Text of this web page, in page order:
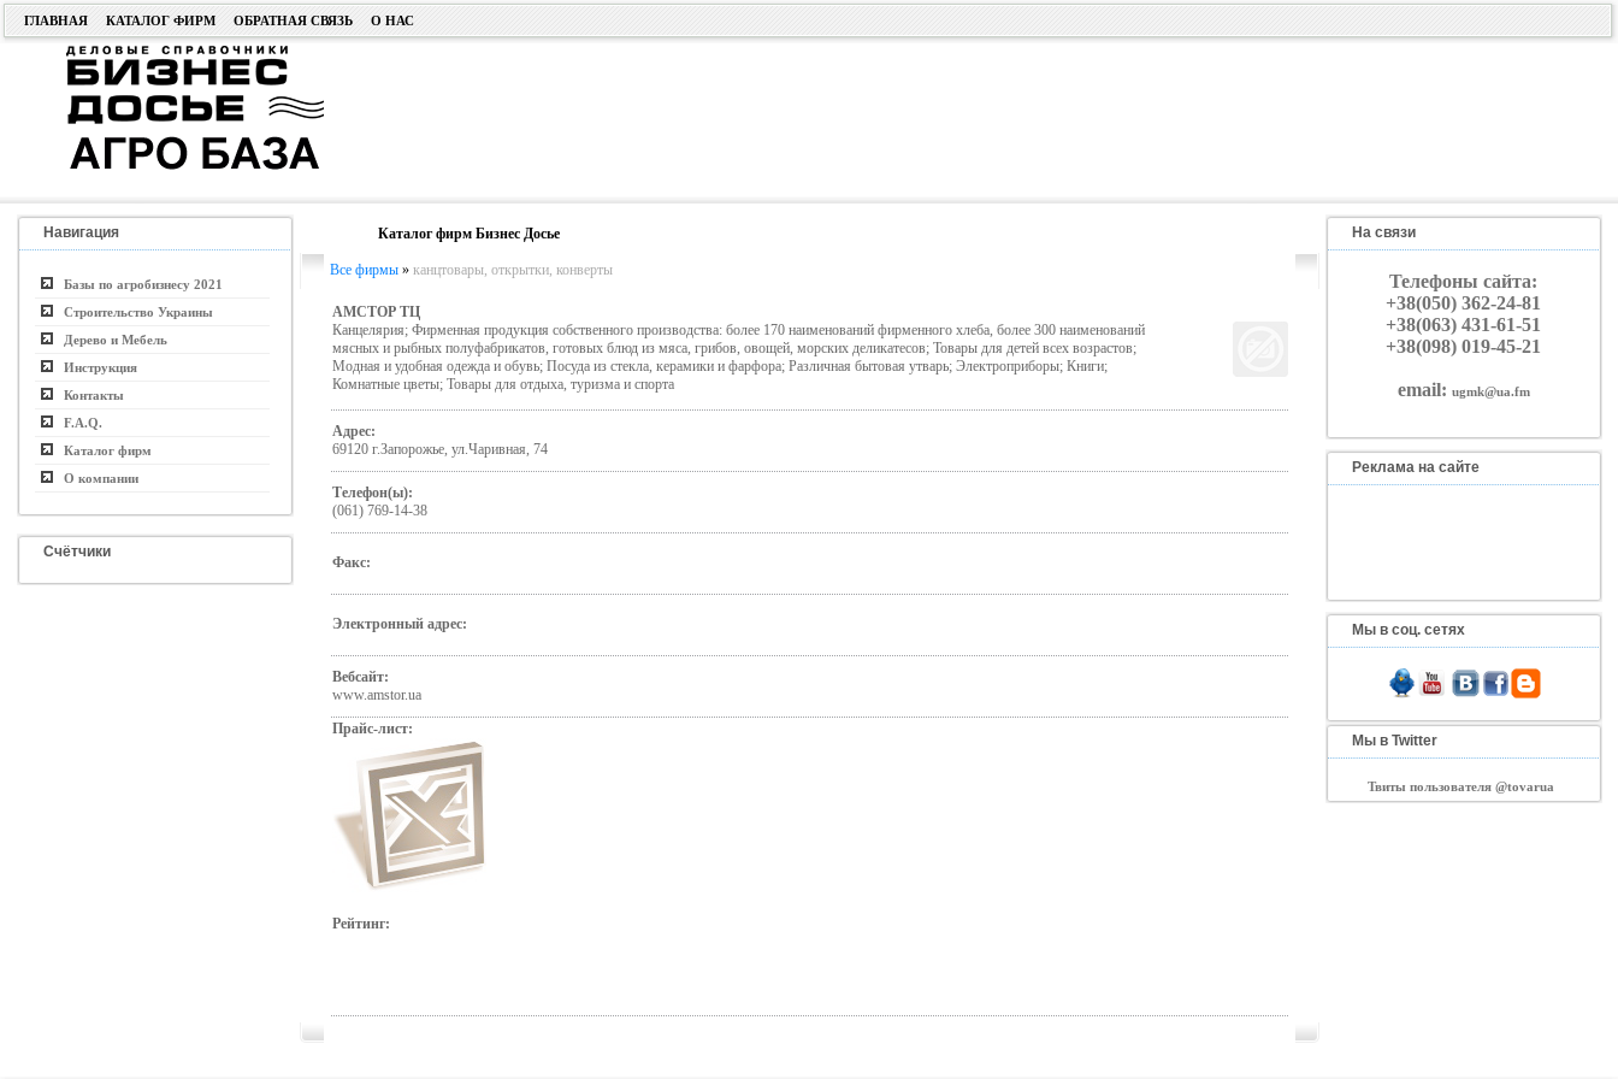
ГЛАВНАЯ КАТАЛОГ ФИРМ ОБРАТНАЯ СВЯЗЬ О НАС
Навигация
Базы по агробизнесу 2021
Строительство Украины
Дерево и Мебель
Инструкция
Контакты
F.A.Q.
Каталог фирм
О компании
Счётчики
Каталог фирм Бизнес Досье
Все фирмы» канцтовары, открытки, конверты
АМСТОР ТЦ
Канцелярия; Фирменная продукция собственного производства: более 170 наименований фирменного хлеба, более 300 наименований
мясных и рыбных полуфабрикатов, готовых блюд из мяса, грибов, овощей, морских деликатесов; Товары для детей всех возрастов;
Модная и удобная одежда и обувь; Посуда из стекла, керамики и фарфора; Различная бытовая утварь; Электроприборы; Книги;
Комнатные цветы; Товары для отдыха, туризма и спорта
Адрес:
69120 г.Запорожье, ул.Чаривная, 74
Телефон(ы):
(061) 769-14-38
Факс:
Электронный адрес:
Вебсайт:
www.amstor.ua
Прайс-лист:
Рейтинг:
На связи
Телефоны сайта:
+38(050) 362-24-81
+38(063) 431-61-51
+38(098) 019-45-21
email: ugmk@ua.fm
Реклама на сайте
Мы в соц. сетях
Мы в Twitter
Твиты пользователя @tovarua